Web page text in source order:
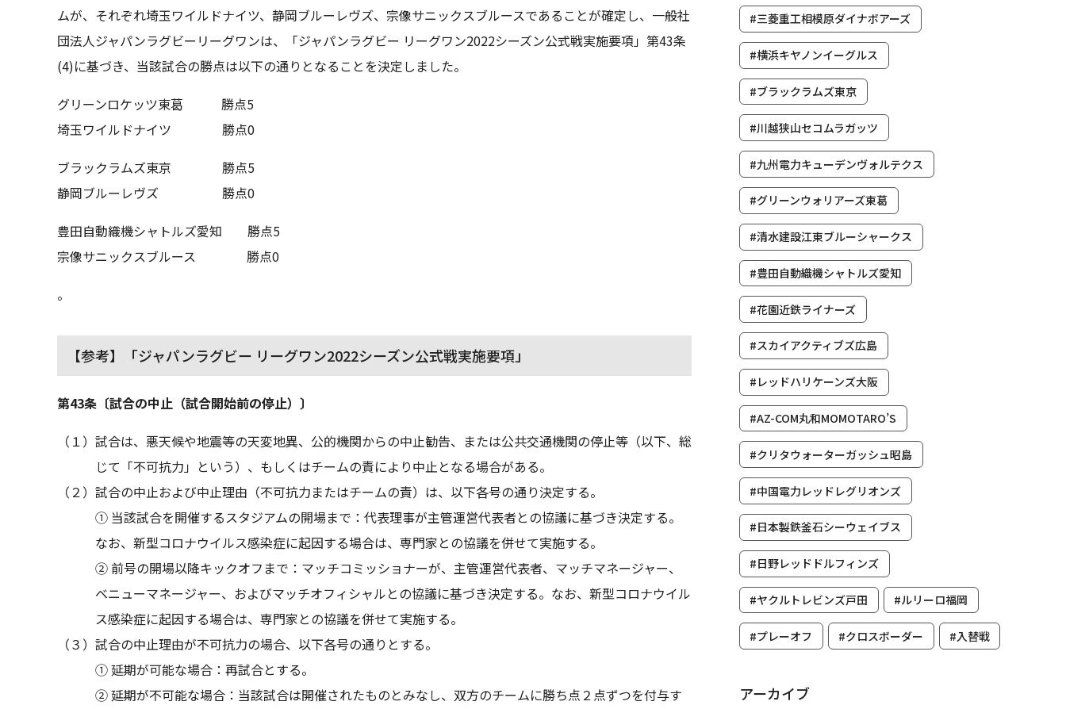
ムが、それぞれ埼玉ワイルドナイツ、静岡ブルーレヴズ、宗像サニックスブルースであることが確定し、一般社
団法人ジャパンラグビーリーグワンは、「ジャパンラグビー リーグワン2022シーズン公式戦実施要項」第43条
(4)に基づき、当該試合の勝点は以下の通りとなることを決定しました。
グリーンロケッツ東葛 勝点5
埼玉ワイルドナイツ 勝点0
ブラックラムズ東京 勝点5
静岡ブルーレヴズ 勝点0
豊田自動織機シャトルズ愛知 勝点5
宗像サニックスブルース 勝点0
。
【参考】「ジャパンラグビー リーグワン2022シーズン公式戦実施要項」
第43条〔試合の中止（試合開始前の停止）〕
（１）試合は、悪天候や地震等の天変地異、公的機関からの中止勧告、または公共交通機関の停止等（以下、総
じて「不可抗力」という）、もしくはチームの責により中止となる場合がある。
（２）試合の中止および中止理由（不可抗力またはチームの責）は、以下各号の通り決定する。
① 当該試合を開催するスタジアムの開場まで：代表理事が主管運営代表者との協議に基づき決定する。
なお、新型コロナウイルス感染症に起因する場合は、専門家との協議を併せて実施する。
② 前号の開場以降キックオフまで：マッチコミッショナーが、主管運営代表者、マッチマネージャー、
ベニューマネージャー、およびマッチオフィシャルとの協議に基づき決定する。なお、新型コロナウイル
ス感染症に起因する場合は、専門家との協議を併せて実施する。
（３）試合の中止理由が不可抗力の場合、以下各号の通りとする。
① 延期が可能な場合：再試合とする。
② 延期が不可能な場合：当該試合は開催されたものとみなし、双方のチームに勝ち点２点ずつを付与す
#三菱重工相模原ダイナボアーズ
#横浜キヤノンイーグルス
#ブラックラムズ東京
#川越狭山セコムラガッツ
#九州電力キューデンヴォルテクス
#グリーンウォリアーズ東葛
#清水建設江東ブルーシャークス
#豊田自動織機シャトルズ愛知
#花園近鉄ライナーズ
#スカイアクティブズ広島
#レッドハリケーンズ大阪
#AZ-COM丸和MOMOTARO’S
#クリタウォーターガッシュ昭島
#中国電力レッドレグリオンズ
#日本製鉄釜石シーウェイブス
#日野レッドドルフィンズ
#ヤクルトレビンズ戸田 #ルリーロ福岡
#プレーオフ #クロスボーダー #入替戦
アーカイブ